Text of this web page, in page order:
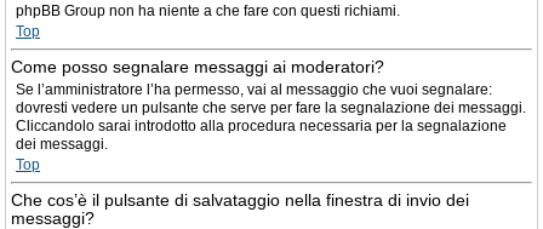
phpBB Group non ha niente a che fare con questi richiami.
Top
Come posso segnalare messaggi ai moderatori?
Se l’amministratore l’ha permesso, vai al messaggio che vuoi segnalare:
dovresti vedere un pulsante che serve per fare la segnalazione dei messaggi.
Cliccandolo sarai introdotto alla procedura necessaria per la segnalazione
dei messaggi.
Top
Che cos’è il pulsante di salvataggio nella finestra di invio dei
messaggi?